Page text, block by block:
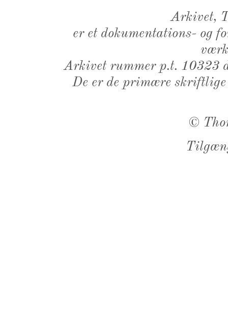
Arkivet,
er et dokumentations- og
Arkivet rummer p.t. 10323
De er de primære
©